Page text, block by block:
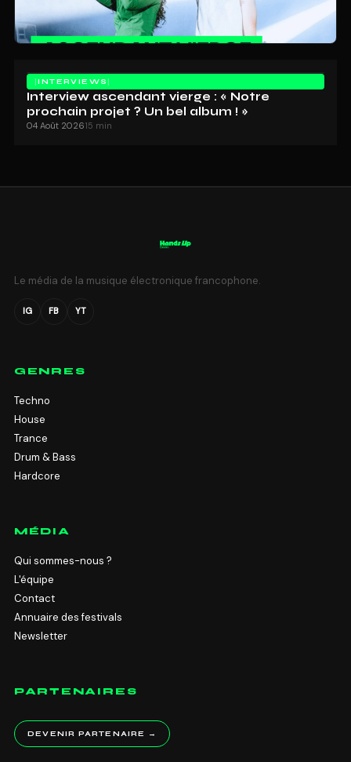
INTERVIEWS
Interview ascendant vierge : « Notre
prochain projet ? Un bel album ! »
04 Août 202615 min
Le média de la musique électronique francophone.
IG FB YT
GENRES
Techno
House
Trance
Drum & Bass
Hardcore
MÉDIA
Qui sommes-nous ?
L'équipe
Contact
Annuaire des festivals
Newsletter
PARTENAIRES
DEVENIR PARTENAIRE →